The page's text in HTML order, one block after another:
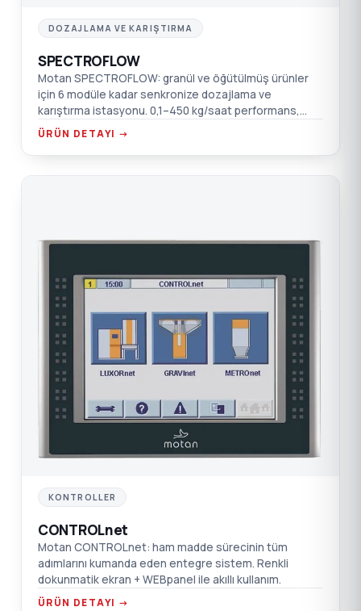
DOZAJLAMA VE KARIŞTIRMA
SPECTROFLOW
Motan SPECTROFLOW: granül ve öğütülmüş ürünler
için 6 modüle kadar senkronize dozajlama ve
karıştırma istasyonu. 0,1–450 kg/saat performans,
GRAVIMASTER kumanda.
ÜRÜN DETAYI →
CO
KONTROLLER
CONTROLnet
Motan CONTROLnet: ham madde sürecinin tüm
adımlarını kumanda eden entegre sistem. Renkli
dokunmatik ekran + WEBpanel ile akıllı kullanım.
ÜRÜN DETAYI →